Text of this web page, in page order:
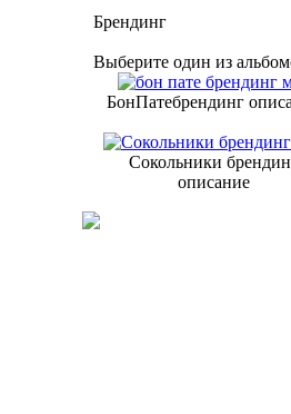
Брендинг
Выберите один из
БонПатебрендинг
Сокольники
описание